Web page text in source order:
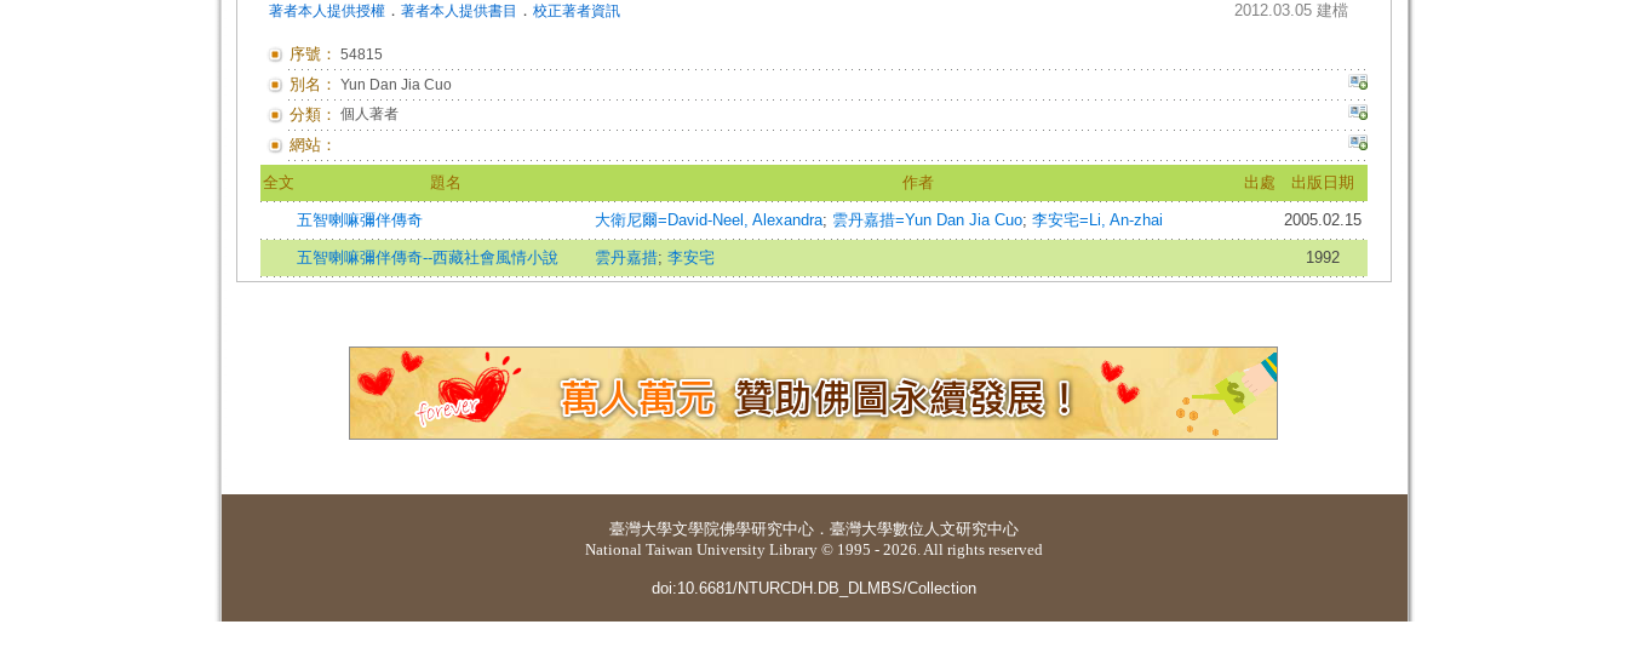
著者本人提供授權． 著者本人提供書目 ． 校正著者資訊 2012.03.05 建檔
序號： 54815
別名： Yun Dan Jia Cuo
分類： 個人著者
網站：
全文 題名 作者 出處 出版日期
五智喇嘛彌伴傳奇 大衛尼爾=David-Neel, Alexandra; 雲丹嘉措=Yun Dan Jia Cuo; 李安宅=Li, An-zhai 2005.02.15
五智喇嘛彌伴傳奇--西藏社會風情小說 雲丹嘉措; 李安宅 1992
臺灣大學文學院佛學研究中心 ． 臺灣大學數位人文研究中心
National Taiwan University Library © 1995 - 2026. All rights reserved
doi:10.6681/NTURCDH.DB_DLMBS/Collection